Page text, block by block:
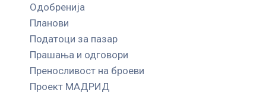
Одобренија
Планови
Податоци за пазар
Прашања и одговори
Преносливост на броеви
Проект МАДРИД